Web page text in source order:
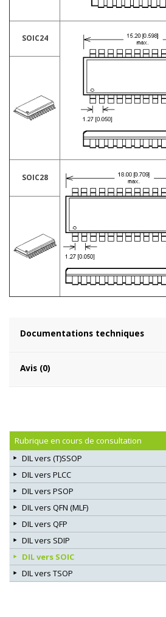
SOIC24
SOIC28
Documentations techniques
Avis (0)
Rubrique en cours de consultation
DIL vers (T)SSOP
DIL vers PLCC
DIL vers PSOP
DIL vers QFN (MLF)
DIL vers QFP
DIL vers SDIP
DIL vers SOIC
DIL vers TSOP